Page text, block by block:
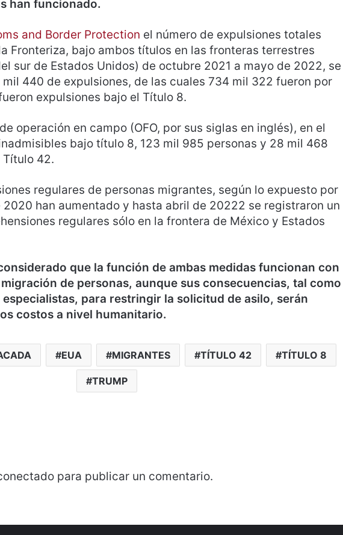
han funcionado.
and Border Protection el número de expulsiones totales
Fronteriza, bajo ambos títulos en las fronteras terrestres
sur de Estados Unidos) de octubre 2021 a mayo de 2022, se
440 de expulsiones, de las cuales 734 mil 322 fueron por
expulsiones bajo el Título 8.
operación en campo (OFO, por sus siglas en inglés), en el
bajo título 8, 123 mil 985 personas y 28 mil 468
42.
regulares de personas migrantes, según lo expuesto por
2020 han aumentado y hasta abril de 20222 se registraron un
regulares sólo en la frontera de México y Estados
que la función de ambas medidas funcionan con
de personas, aunque sus consecuencias, tal como
para restringir la solicitud de asilo, serán
costos a nivel humanitario.
EUA MIGRANTES TÍTULO 42 TÍTULO 8
TRUMP
para publicar un comentario.